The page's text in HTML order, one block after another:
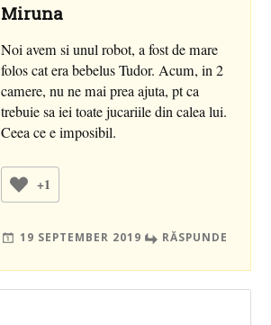
Miruna
Noi avem si unul robot, a fost de mare
folos cat era bebelus Tudor. Acum, in 2
camere, nu ne mai prea ajuta, pt ca
trebuie sa iei toate jucariile din calea lui.
Ceea ce e imposibil.
+1
19 SEPTEMBER 2019 RĂSPUNDE